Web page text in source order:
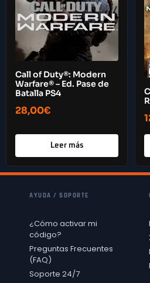
Call of Duty®: Modern
Warfare® – Ed. Pase de
Batalla PS4
28,00€
Leer más
AYUDA / SOPORTE
¿Cómo activar mi
código?
Preguntas Frecuentes
(FAQ)
Soporte 24/7